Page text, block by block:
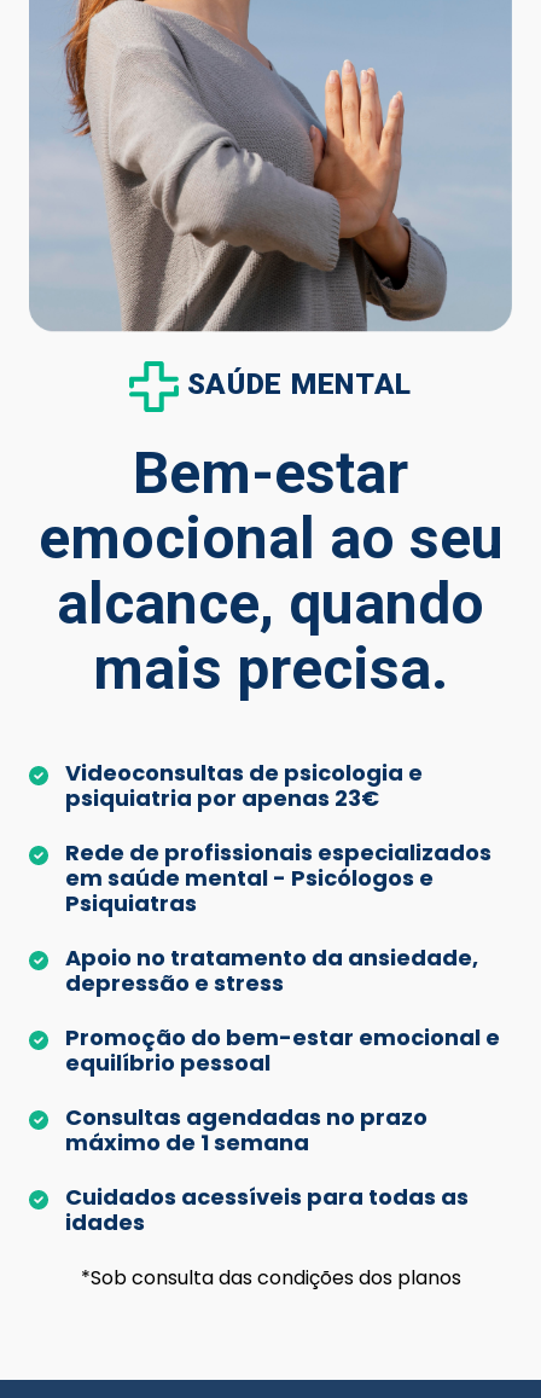
SAÚDE MENTAL
Bem-estar
emocional ao seu
alcance, quando
mais precisa.
Videoconsultas de psicologia e
psiquiatria por apenas 23€
Rede de profissionais especializados
em saúde mental - Psicólogos e
Psiquiatras
Apoio no tratamento da ansiedade,
depressão e stress
Promoção do bem-estar emocional e
equilíbrio pessoal
Consultas agendadas no prazo
máximo de 1 semana
Cuidados acessíveis para todas as
idades
*Sob consulta das condições dos planos